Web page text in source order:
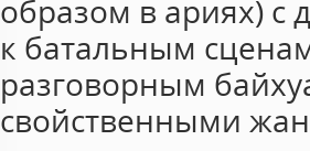
образом в ариях)
к батальным
разговорным
свойственными